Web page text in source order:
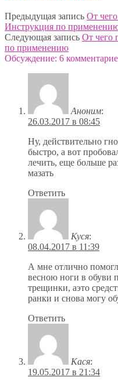
Предыдущая запись От
Инструкция по
Следующая запись От чего
по применению
Обсуждение: 6
Аноним:
26.03.2017 в 08:45
Ну, действительно
быстро, а вот
лечить, еще больше
мазать
Ответить
Куся:
08.04.2017 в 11:39
А мне отлично
весною ноги в обуви
трещинки, аэто
ранки и снова могу
Ответить
Кася:
19.05.2017 в 21:34